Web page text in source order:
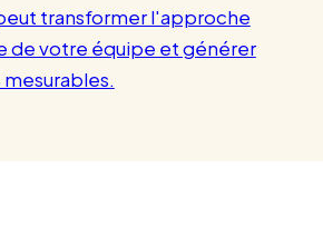
transformer l'approche
de votre équipe et générer